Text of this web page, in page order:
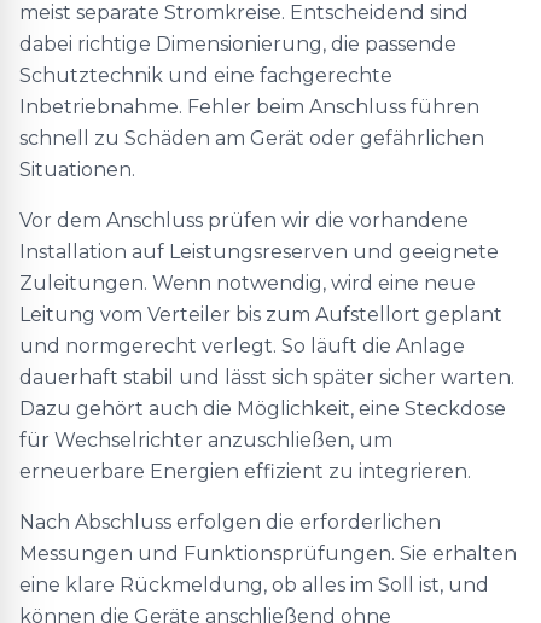
meist separate Stromkreise. Entscheidend sind
dabei richtige Dimensionierung, die passende
Schutztechnik und eine fachgerechte
Inbetriebnahme. Fehler beim Anschluss führen
schnell zu Schäden am Gerät oder gefährlichen
Situationen.
Vor dem Anschluss prüfen wir die vorhandene
Installation auf Leistungsreserven und geeignete
Zuleitungen. Wenn notwendig, wird eine neue
Leitung vom Verteiler bis zum Aufstellort geplant
und normgerecht verlegt. So läuft die Anlage
dauerhaft stabil und lässt sich später sicher warten.
Dazu gehört auch die Möglichkeit, eine Steckdose
für Wechselrichter anzuschließen, um
erneuerbare Energien effizient zu integrieren.
Nach Abschluss erfolgen die erforderlichen
Messungen und Funktionsprüfungen. Sie erhalten
eine klare Rückmeldung, ob alles im Soll ist, und
können die Geräte anschließend ohne